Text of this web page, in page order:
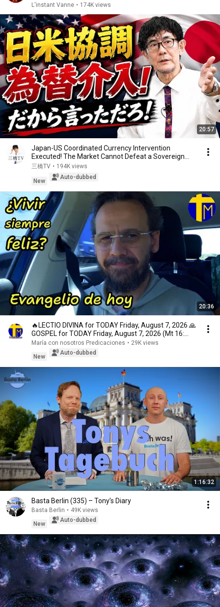
L'instant Vanne • 174K views
20:57
Japan-US Coordinated Currency Intervention
Executed! The Market Cannot Defeat a Sovereign
Currenc...
三橋TV • 194K views
New
Auto-dubbed
20:36
🔥LECTIO DIVINA for TODAY Friday, August 7, 2026 🙏
GOSPEL for TODAY Friday, August 7, 2026 (Mt 16:...
María con nosotros Predicaciones • 29K views
New
Auto-dubbed
1:16:32
Basta Berlin (335) – Tony’s Diary
Basta Berlin • 49K views
New
Auto-dubbed